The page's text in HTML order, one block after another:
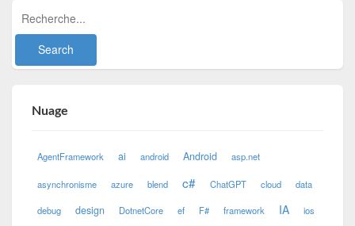
Nuage
AgentFramework ai android Android asp.net
asynchronisme azure blend c# ChatGPT cloud data
debug design DotnetCore ef F# framework IA ios